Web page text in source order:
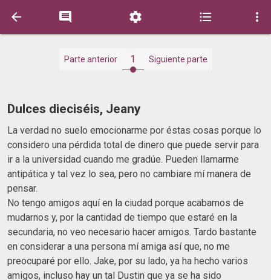
    
Parte anterior 1 Siguiente parte
Dulces dieciséis, Jeany
La verdad no suelo emocionarme por éstas cosas porque lo
considero una pérdida total de dinero que puede servir para
ir a la universidad cuando me gradúe. Pueden llamarme
antipática y tal vez lo sea, pero no cambiare mí manera de
pensar.
No tengo amigos aquí en la ciudad porque acabamos de
mudarnos y, por la cantidad de tiempo que estaré en la
secundaria, no veo necesario hacer amigos. Tardo bastante
en considerar a una persona mí amiga así que, no me
preocuparé por ello. Jake, por su lado, ya ha hecho varios
amigos, incluso hay un tal Dustin que ya se ha sido